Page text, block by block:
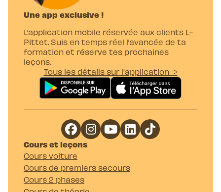
Une app exclusive !
L’application mobile réservée aux clients L-
Pittet. Suis en temps réel l’avancée de ta
formation et réserve tes prochaines
leçons.
Tous les détails sur l'application →
Cours et leçons
Cours voiture
Cours de premiers secours
Cours 2 phases